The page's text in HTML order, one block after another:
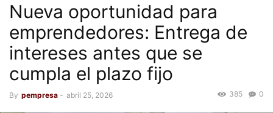
Nueva oportunidad para
emprendedores: Entrega de
intereses antes que se
cumpla el plazo fijo
By pempresa - abril 25, 2026 0
385